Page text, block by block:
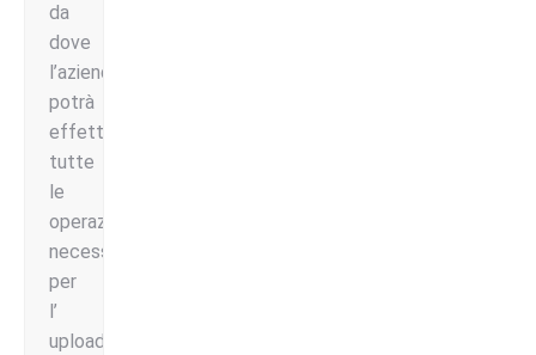
da
dove
l’azienda
potrà
effettuare
tutte
le
operazioni
necessarie
per
l’
upload